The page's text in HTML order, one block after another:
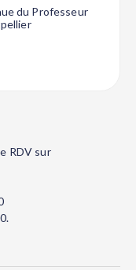
du Professeur
RDV sur